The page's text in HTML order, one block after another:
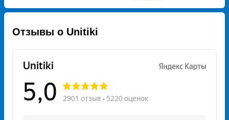
Отзывы о Unitiki